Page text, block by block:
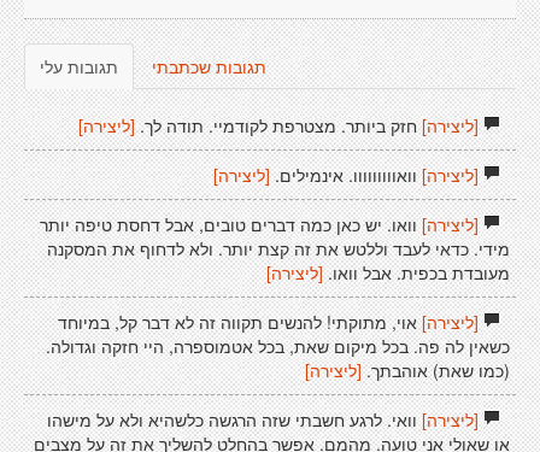
תגובות עלי תגובות שכתבתי
[ליצירה]חזק ביותר. מצטרפת לקודמיי. תודה לך. [ליצירה]
[ליצירה]וואווווווווו. אינמילים. [ליצירה]
[ליצירה]וואו. יש כאן כמה דברים טובים, אבל דחסת טיפה יותר
מידי. כדאי לעבד וללטש את זה קצת יותר. ולא לדחוף את המסקנה
מעובדת בכפית. אבל וואו.[ליצירה]
[ליצירה]אוי, מתוקתי! להנשים תקווה זה לא דבר קל, במיוחד
כשאין לה פה. בכל מיקום שאת, בכל אטמוספרה, היי חזקה וגדולה.
(כמו שאת) אוהבתך. [ליצירה]
[ליצירה]וואי. לרגע חשבתי שזה הרגשה כלשהיא ולא על מישהו
או שאולי אני טועה. מהמם. אפשר בהחלט להשליך את זה על מצבים